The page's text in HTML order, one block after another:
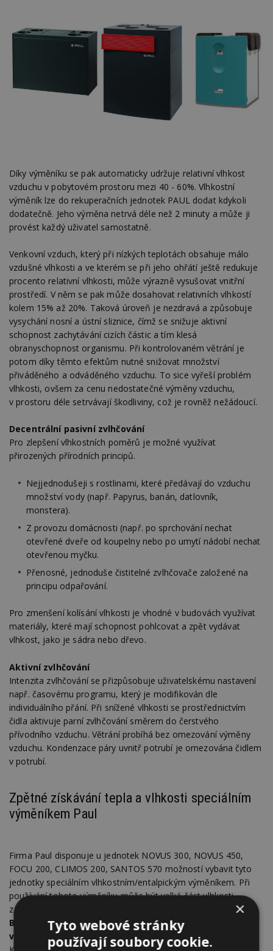
Díky výměníku se pak automaticky udržuje relativní vlhkost
vzduchu v pobytovém prostoru mezi 40 - 60%. Vlhkostní
výměník lze do rekuperačních jednotek PAUL dodat kdykoli
dodatečně. Jeho výměna netrvá déle než 2 minuty a může ji
provést každý uživatel samostatně.
Venkovní vzduch, který při nízkých teplotách obsahuje málo
vzdušné vlhkosti a ve kterém se při jeho ohřátí ještě redukuje
procento relativní vlhkosti, může výrazně vysušovat vnitřní
prostředí. V něm se pak může dosahovat relativních vlhkostí
kolem 15% až 20%. Taková úroveň je nezdravá a způsobuje
vysychání nosní a ústní sliznice, čímž se snižuje aktivní
schopnost zachytávání cizích částic a tím klesá
obranyschopnost organismu. Při kontrolovaném větrání je
potom díky těmto efektům nutné snižovat množství
přiváděného a odváděného vzduchu. To sice vyřeší problém
vlhkosti, ovšem za cenu nedostatečné výměny vzduchu,
v prostoru déle setrvávají škodliviny, což je rovněž nežádoucí.
Decentrální pasivní zvlhčování
Pro zlepšení vlhkostních poměrů je možné využívat
přirozených přírodních principů.
Nejjednodušeji s rostlinami, které předávají do vzduchu
množství vody (např. Papyrus, banán, datlovník,
monstera).
Z provozu domácnosti (např. po sprchování nechat
otevřené dveře od koupelny nebo po umytí nádobí nechat
otevřenou myčku.
Přenosné, jednoduše čistitelné zvlhčovače založené na
principu odpařování.
Pro zmenšení kolísání vlhkosti je vhodné v budovách využívat
materiály, které mají schopnost pohlcovat a zpět vydávat
vlhkost, jako je sádra nebo dřevo.
Aktivní zvlhčování
Intenzita zvlhčování se přizpůsobuje uživatelskému nastavení
např. časovému programu, který je modifikován dle
individuálního přání. Při snížené vlhkosti se prostřednictvím
čidla aktivuje parní zvlhčování směrem do čerstvého
přívodního vzduchu. Větrání probíhá bez omezování výměny
vzduchu. Kondenzace páry uvnitř potrubí je omezována čidlem
v potrubí.
Zpětné získávání tepla a vlhkosti speciálním
výměníkem Paul
Firma Paul disponuje u jednotek NOVUS 300, NOVUS 450,
FOCU 200, CLIMOS 200, SANTOS 570 možností vybavit tyto
jednotky speciálním vlhkostním/entalpickým výměníkem. Při
používání tohoto výměníku může být velká část vlhkosti
z odváděného vzduchu získána zpět do vzduchu přiváděného.
Byty s malou produkcí vlhkosti a tomu odpovídající
vzdušnou vlhkostí tím docílí výrazného zlepšení.
×
Tyto webové stránky
používají soubory cookie.